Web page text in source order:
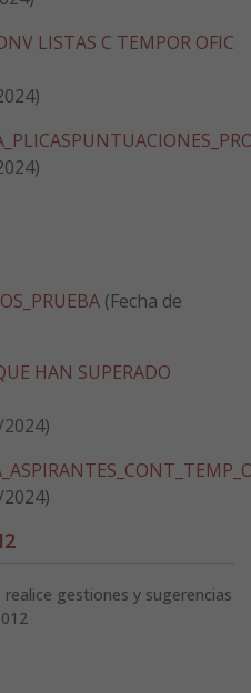
LISTAS C TEMPOR OFIC
(Fecha de
HAN SUPERADO
gestiones y sugerencias